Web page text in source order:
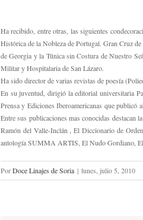
Ha recibido, entre otras, las siguientes
Histórica de la Nobleza de Portugal. Gran Cruz
de Georgia y la Túnica sin Costura de Nuestro
Militar y Hospitalaria de San Lázaro.
Ha sido director de varias revistas de poesía
En su juventud, dirigió la editorial universitaria
Prensa y Ediciones Iberoamericanas que publicó
Entre sus publicaciones mas conocidas destacan
Ramón del Valle-Inclán , El Diccionario de
antología SUMMA ARTIS, El Nudo Gordiano, El
PorDoce Linajes de Soria | lunes, julio 5, 2010